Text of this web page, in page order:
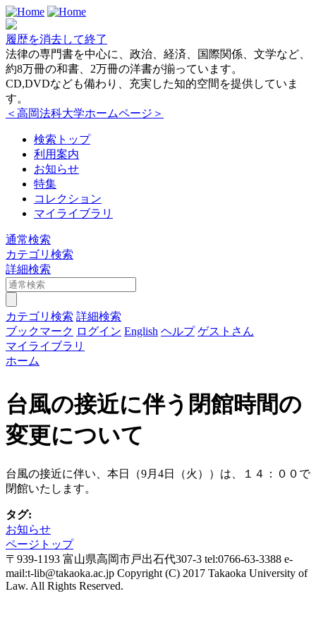
履歴を消去して終了
法律の専門書を中心に、政治、経済、国際関係、文学など、
約8万冊の和書、2万冊の洋書が揃っています。
CD,DVDなども備わり、充実した知的空間を提供していま
す。
＜高岡法科大学ホームページ＞
検索トップ
利用案内
お知らせ
特集
コレクション
マイライブラリ
通常検索
カテゴリ検索
詳細検索
カテゴリ検索 詳細検索
ブックマーク ログイン English ヘルプ ゲストさん
マイライブラリ
ホーム
台風の接近に伴う閉館時間の
変更について
台風の接近に伴い、本日（9月4日（火））は、１４：００で
閉館いたします。
タグ:
お知らせ
ページトップ
〒939-1193 富山県高岡市戸出石代307-3 tel:0766-63-3388 e-
mail:t-lib@takaoka.ac.jp Copyright (C) 2017 Takaoka University of
Law. All Rights Reserved.